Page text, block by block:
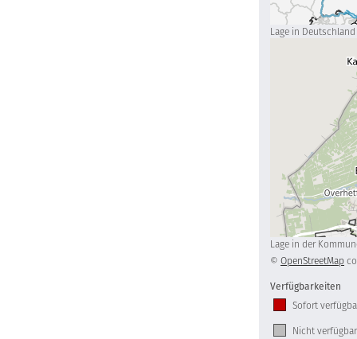
Lage in Deutschland
Lage in der
© OpenStreetMap
Verfügbarkeiten
Sofort
Nicht